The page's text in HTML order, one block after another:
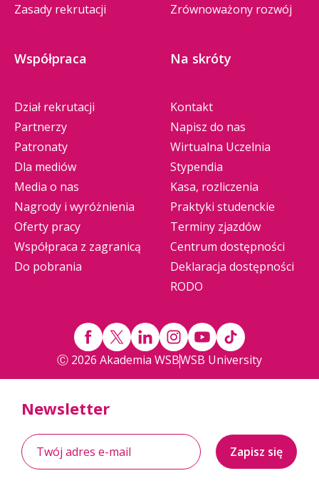
Zasady rekrutacji
Zrównoważony rozwój
Współpraca
Dział rekrutacji
Partnerzy
Patronaty
Dla mediów
Media o nas
Nagrody i wyróżnienia
Oferty pracy
Współpraca z zagranicą
Do pobrania
Na skróty
Kontakt
Napisz do nas
Wirtualna Uczelnia
Stypendia
Kasa, rozliczenia
Praktyki studenckie
Terminy zjazdów
Centrum dostępności
Deklaracja dostępności
RODO
Ⓒ 2026 Akademia WSBWSB University
Newsletter
Zapisz się